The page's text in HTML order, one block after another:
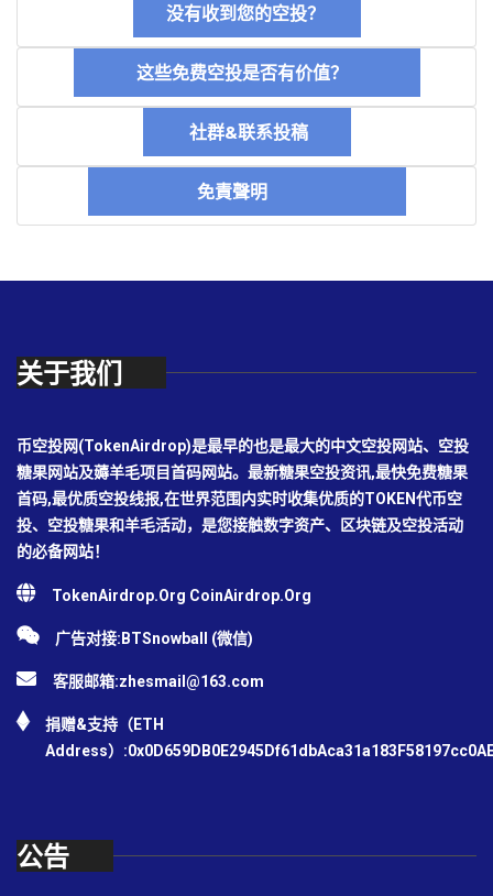
没有收到您的空投？
这些免费空投是否有价值？
社群&联系投稿
免責聲明
关于我们
币空投网(TokenAirdrop)是最早的也是最大的中文空投网站、空投
糖果网站及薅羊毛项目首码网站。最新糖果空投资讯,最快免费糖果
首码,最优质空投线报,在世界范围内实时收集优质的TOKEN代币空
投、空投糖果和羊毛活动，是您接触数字资产、区块链及空投活动
的必备网站！
TokenAirdrop.Org CoinAirdrop.Org
广告对接:BTSnowball (微信)
客服邮箱:zhesmail@163.com
捐赠&支持（ETH
Address）
公告